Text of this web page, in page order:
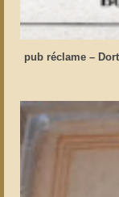
pub réclame –